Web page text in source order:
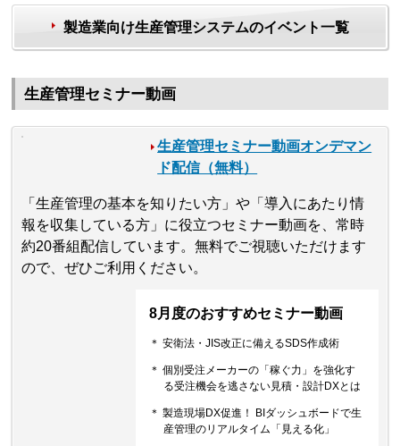
製造業向け生産管理システムのイベント一覧
生産管理セミナー動画
生産管理セミナー動画オンデマン
ド配信（無料）
「生産管理の基本を知りたい方」や「導入にあたり情
報を収集している方」に役立つセミナー動画を、常時
約20番組配信しています。無料でご視聴いただけます
ので、ぜひご利用ください。
8月度のおすすめセミナー動画
＊ 安衛法・JIS改正に備えるSDS作成術
＊ 個別受注メーカーの「稼ぐ力」を強化す
る受注機会を逃さない見積・設計DXとは
＊ 製造現場DX促進！ BIダッシュボードで生
産管理のリアルタイム「見える化」